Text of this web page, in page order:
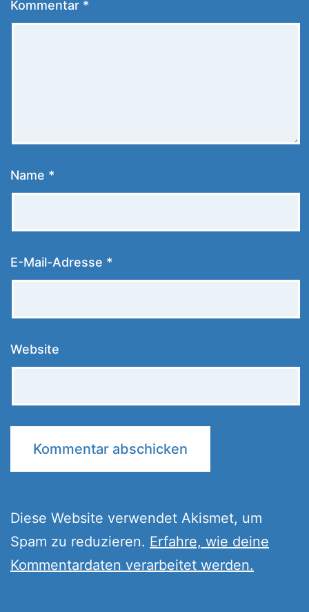
Kommentar *
Name *
E-Mail-Adresse *
Website
Diese Website verwendet Akismet, um
Spam zu reduzieren. Erfahre, wie deine
Kommentardaten verarbeitet werden.